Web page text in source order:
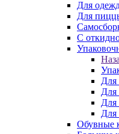
Для
Для
С
Для
Для
Для
Для
Обувные